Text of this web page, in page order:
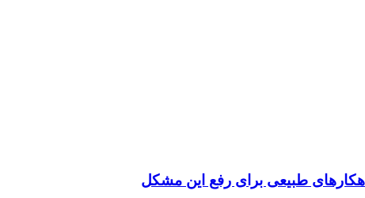
طبیعی برای رفع این مشکل